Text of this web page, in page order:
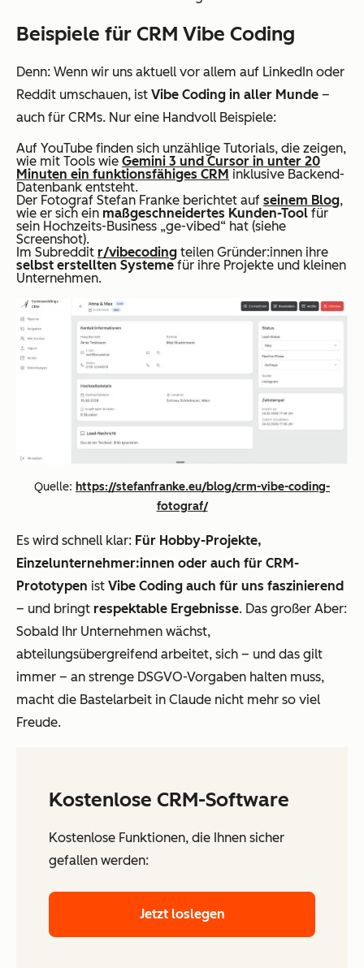
Beispiele für CRM Vibe Coding
Denn: Wenn wir uns aktuell vor allem auf LinkedIn oder
Reddit umschauen, ist Vibe Coding in aller Munde –
auch für CRMs. Nur eine Handvoll Beispiele:
Auf YouTube finden sich unzählige Tutorials, die zeigen,
wie mit Tools wie Gemini 3 und Cursor in unter 20
Minuten ein funktionsfähiges CRM inklusive Backend-
Datenbank entsteht.
Der Fotograf Stefan Franke berichtet auf seinem Blog,
wie er sich ein maßgeschneidertes Kunden-Tool für
sein Hochzeits-Business „ge-vibed“ hat (siehe
Screenshot).
Im Subreddit r/vibecoding teilen Gründer:innen ihre
selbst erstellten Systemefür ihre Projekte und kleinen
Unternehmen.
Quelle: https://stefanfranke.eu/blog/crm-vibe-coding-
fotograf/
Es wird schnell klar: Für Hobby-Projekte,
Einzelunternehmer:innen oder auch für CRM-
Prototypen ist Vibe Coding auch für uns faszinierend
– und bringt respektable Ergebnisse. Das großer Aber:
Sobald Ihr Unternehmen wächst,
abteilungsübergreifend arbeitet, sich – und das gilt
immer – an strenge DSGVO-Vorgaben halten muss,
macht die Bastelarbeit in Claude nicht mehr so viel
Freude.
Kostenlose CRM-Software
Kostenlose Funktionen, die Ihnen sicher
gefallen werden:
Jetzt loslegen